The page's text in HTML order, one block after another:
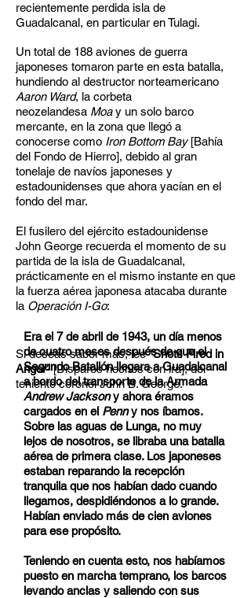
recientemente perdida isla de
Guadalcanal, en particular en Tulagi.
Un total de 188 aviones de guerra
japoneses tomaron parte en esta batalla,
hundiendo al destructor norteamericano
Aaron Ward, la corbeta
neozelandesa Moay un solo barco
mercante, en la zona que llegó a
conocerse como Iron Bottom Bay[Bahía
del Fondo de Hierro], debido al gran
tonelaje de navíos japoneses y
estadounidenses que ahora yacían en el
fondo del mar.
El fusilero del ejército estadounidense
John George recuerda el momento de su
partida de la isla de Guadalcanal,
prácticamente en el mismo instante en que
la fuerza aérea japonesa atacaba durante
la Operación I-Go:
Era el 7 de abril de 1943, un día menos
de cuatro meses después de que el
Segundo Batallón llegara a Guadalcanal
a bordo del transporte de la Armada
Andrew Jacksony ahora éramos
cargados en el Penny nos íbamos.
Sobre las aguas de Lunga, no muy
lejos de nosotros, se libraba una batalla
aérea de primera clase. Los japoneses
estaban reparando la recepción
tranquila que nos habían dado cuando
llegamos, despidiéndonos a lo grande.
Habían enviado más de cien aviones
para ese propósito.
Teniendo en cuenta esto, nos habíamos
puesto en marcha temprano, los barcos
levando anclas y saliendo con sus
Si deseas saber más, lee“Shots Fired in
Anger”[Disparos hechos con ira], del
teniente coronel John B. George.